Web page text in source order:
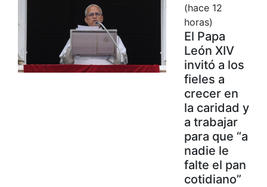
(hace 12
horas)
El Papa
León XIV
invitó a los
fieles a
crecer en
la caridad y
a trabajar
para que “a
nadie le
falte el pan
cotidiano”